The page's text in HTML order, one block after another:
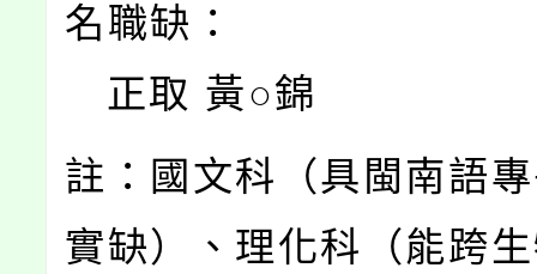
名職缺：
正取 黃○錦
註：國文科（具閩南語
實缺）、理化科（能跨